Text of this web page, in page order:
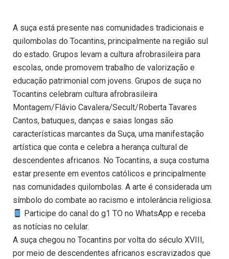
A suça está presente nas comunidades tradicionais e
quilombolas do Tocantins, principalmente na região sul
do estado. Grupos levam a cultura afrobrasileira para
escolas, onde promovem trabalho de valorização e
educação patrimonial com jovens. Grupos de suça no
Tocantins celebram cultura afrobrasileira
Montagem/Flávio Cavalera/Secult/Roberta Tavares
Cantos, batuques, danças e saias longas são
características marcantes da Suça, uma manifestação
artística que conta e celebra a herança cultural de
descendentes africanos. No Tocantins, a suça costuma
estar presente em eventos católicos e principalmente
nas comunidades quilombolas. A arte é considerada um
símbolo do combate ao racismo e intolerância religiosa.
Participe do canal do g1 TO no WhatsApp e receba
as notícias no celular.
A suça chegou no Tocantins por volta do século XVIII,
por meio de descendentes africanos escravizados que